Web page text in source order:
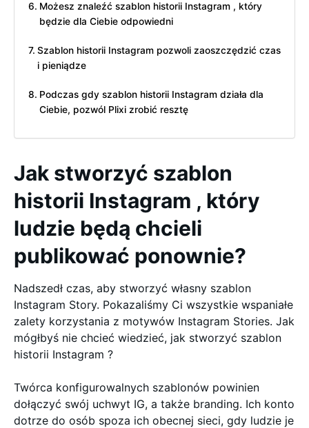
Możesz znaleźć szablon historii Instagram , który
będzie dla Ciebie odpowiedni
Szablon historii Instagram pozwoli zaoszczędzić czas
i pieniądze
Podczas gdy szablon historii Instagram działa dla
Ciebie, pozwól Plixi zrobić resztę
Jak stworzyć szablon
historii Instagram , który
ludzie będą chcieli
publikować ponownie?
Nadszedł czas, aby stworzyć własny szablon
Instagram Story. Pokazaliśmy Ci wszystkie wspaniałe
zalety korzystania z motywów Instagram Stories. Jak
mógłbyś nie chcieć wiedzieć, jak stworzyć szablon
historii Instagram ?
Twórca konfigurowalnych szablonów powinien
dołączyć swój uchwyt IG, a także branding. Ich konto
dotrze do osób spoza ich obecnej sieci, gdy ludzie je